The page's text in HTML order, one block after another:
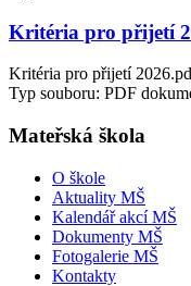
Kritéria pro přijetí
Kritéria pro přijetí
Typ souboru: PDF
Mateřská škola
O škole
Aktuality MŠ
Kalendář akcí MŠ
Dokumenty MŠ
Fotogalerie MŠ
Kontakty